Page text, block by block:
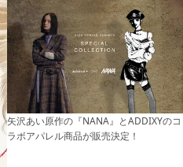
矢沢あい原作の『NANA』とADDIXYのコ
ラボアパレル商品が販売決定！